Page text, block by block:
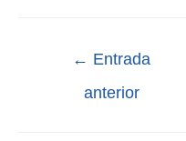
← Entrada
anterior